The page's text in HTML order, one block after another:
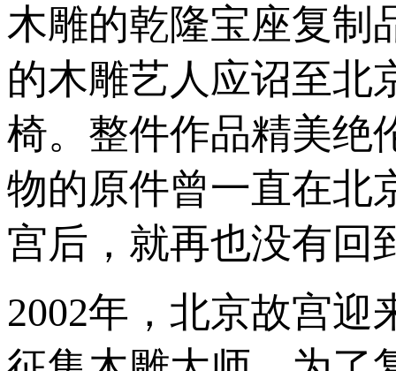
木雕的乾隆宝座复制
的木雕艺人应诏至北
椅。整件作品精美绝
物的原件曾一直在北
宫后，就再也没有回
2002年，北京故宫